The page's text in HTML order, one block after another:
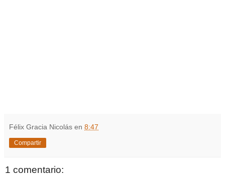
Félix Gracia Nicolás en 8:47
Compartir
1 comentario: